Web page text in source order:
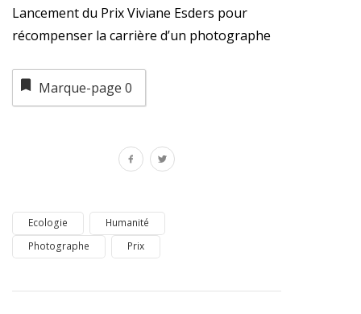
Lancement du Prix Viviane Esders pour
récompenser la carrière d’un photographe
Marque-page 0
Ecologie
Humanité
Photographe
Prix